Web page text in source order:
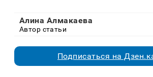
Алина Алмакаева
Автор статьи
Подписаться на